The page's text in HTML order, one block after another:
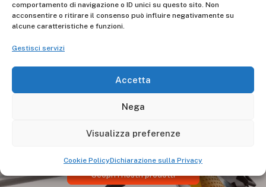
comportamento di navigazione o ID unici su questo sito. Non
acconsentire o ritirare il consenso può influire negativamente su
alcune caratteristiche e funzioni.
Gestisci servizi
Accetta
Nega
Visualizza preferenze
Cookie PolicyDichiarazione sulla Privacy
Eisenwarenmesse 2026 a Colonia, nella Hall 3.2
stand C070-D071, dove presenterà una gamma di
Scopri i nostri prodotti